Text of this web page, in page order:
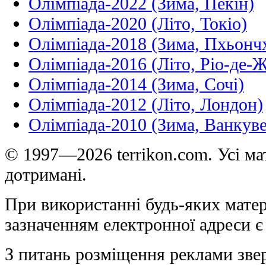
Олімпіада-2020 (Літо, Токіо)
Олімпіада-2018 (Зима,
Олімпіада-2016 (Літо, Ріо-де-
Олімпіада-2014 (Зима, Сочі)
Олімпіада-2012 (Літо, Лондон)
Олімпіада-2010 (Зима,
© 1997—2026 terrikon.com. Усі
дотримані.
При використанні будь-яких
зазначенням електронної адреси
З питань розміщення реклами